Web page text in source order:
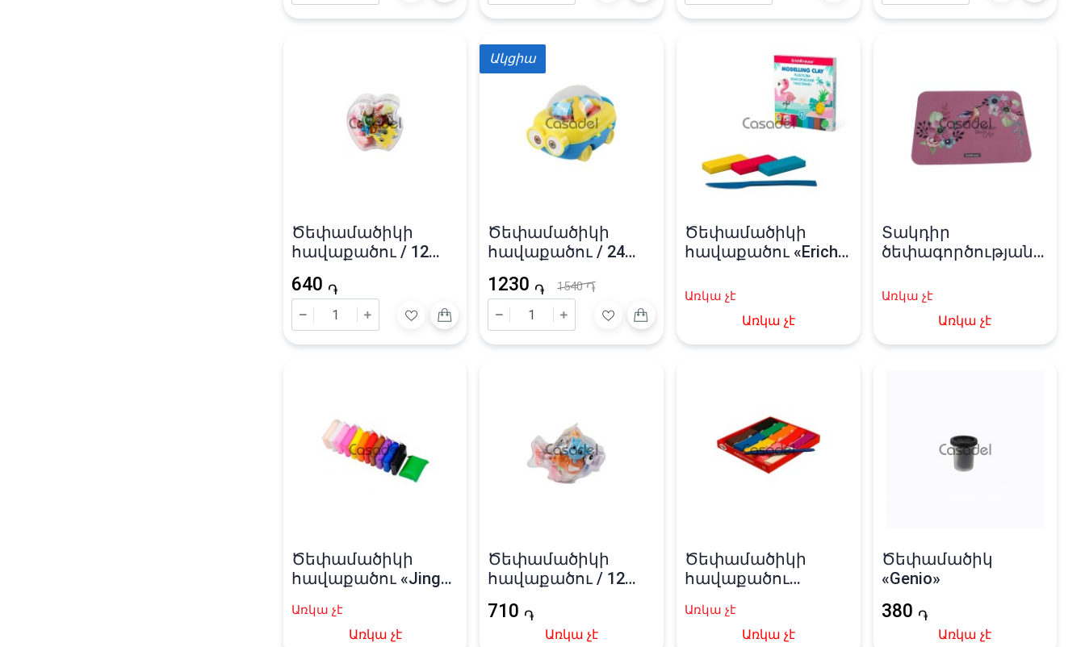
Ծեփամածիկի
հավաքածու / 12
640 ֏
Ծեփամածիկի
հավաքածու / 24
1230 ֏ 1540֏
Ակցիա
Ծեփամածիկի
հավաքածու «Erich
Առկա չէ
Առկա չէ
Տակդիր
ծեփագործության
Առկա չէ
Առկա չէ
Ծեփամածիկի
հավաքածու «Jing
Առկա չէ
Առկա չէ
Ծեփամածիկի
հավաքածու / 12
710 ֏
Առկա չէ
Ծեփամածիկի
հավաքածու
Առկա չէ
Առկա չէ
Ծեփամածիկ
«Genio»
380 ֏
Առկա չէ